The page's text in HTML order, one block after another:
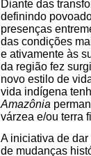
Diante das
definindo
presenças
das condições
e ativamente às
da região fez
novo estilo de
vida indígena
Amazônia
várzea e/ou terra
A iniciativa de
de mudanças